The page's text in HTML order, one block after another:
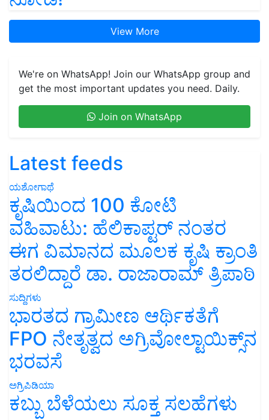
View More
We're on WhatsApp! Join our WhatsApp group and
get the most important updates you need. Daily.
Join on WhatsApp
Latest feeds
ಯಶೋಗಾಥೆ
ಕೃಷಿಯಿಂದ 100 ಕೋಟಿ
ವಹಿವಾಟು: ಹೆಲಿಕಾಪ್ಟರ್ ನಂತರ
ಈಗ ವಿಮಾನದ ಮೂಲಕ ಕೃಷಿ ಕ್ರಾಂತಿ
ತರಲಿದ್ದಾರೆ ಡಾ. ರಾಜಾರಾಮ್ ತ್ರಿಪಾಠಿ
ಸುದ್ದಿಗಳು
ಭಾರತದ ಗ್ರಾಮೀಣ ಆರ್ಥಿಕತೆಗೆ
FPO ನೇತೃತ್ವದ ಅಗ್ರಿವೋಲ್ಟಾಯಿಕ್ಸ್‌ನ
ಭರವಸೆ
ಅಗ್ರಿಪಿಡಿಯಾ
ಕಬ್ಬು ಬೆಳೆಯಲು ಸೂಕ್ತ ಸಲಹೆಗಳು